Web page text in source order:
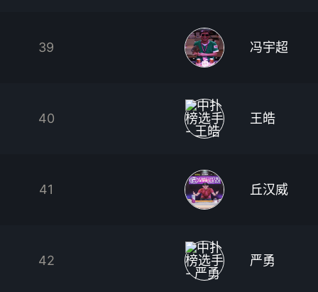
39 冯宇超
40 王皓
41 丘汉威
42 严勇